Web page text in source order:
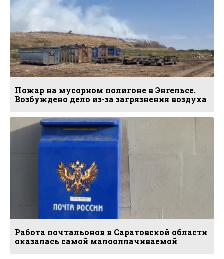
Пожар на мусорном полигоне в Энгельсе.
Возбуждено дело из-за загрязнения воздуха
Работа почтальонов в Саратовской области
оказалась самой малооплачиваемой